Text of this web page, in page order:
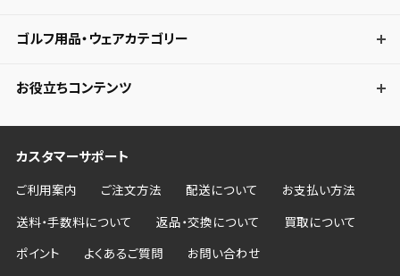
ゴルフ用品・ウェアカテゴリー
お役立ちコンテンツ
カスタマーサポート
ご利用案内 ご注文方法 配送について お支払い方法
送料・手数料について 返品・交換について 買取について
ポイント よくあるご質問 お問い合わせ